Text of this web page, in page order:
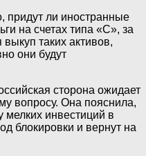
придут ли иностранные
на счетах типа «С», за
выкуп таких активов,
они будут
сторона ожидает
вопросу. Она пояснила,
мелких инвестиций в
блокировки и вернут на